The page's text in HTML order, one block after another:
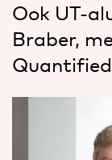
Ook UT-
Braber,